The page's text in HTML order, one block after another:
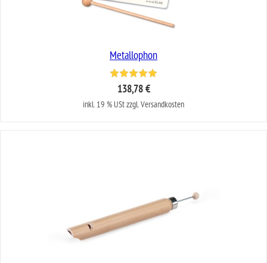
Metallophon
138,78 €
inkl. 19 % USt zzgl. Versandkosten